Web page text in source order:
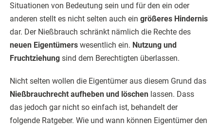
Situationen von Bedeutung sein und für den ein oder
anderen stellt es nicht selten auch ein größeres Hindernis
dar. Der Nießbrauch schränkt nämlich die Rechte des
neuen Eigentümers wesentlich ein. Nutzung und
Fruchtziehung sind dem Berechtigten überlassen.
Nicht selten wollen die Eigentümer aus diesem Grund das
Nießbrauchrecht aufheben und löschen lassen. Dass
das jedoch gar nicht so einfach ist, behandelt der
folgende Ratgeber. Wie und wann können Eigentümer den